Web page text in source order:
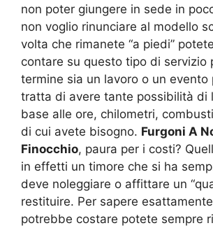
non poter giungere in sede in
non voglio rinunciare al modello
volta che rimanete “a piedi”
contare su questo tipo di servizio
termine sia un lavoro o un evento
tratta di avere tante possibilità di
base alle ore, chilometri,
di cui avete bisogno. Furgoni A
Finocchio, paura per i costi?
in effetti un timore che si ha
deve noleggiare o affittare un
restituire. Per sapere
potrebbe costare potete sempre